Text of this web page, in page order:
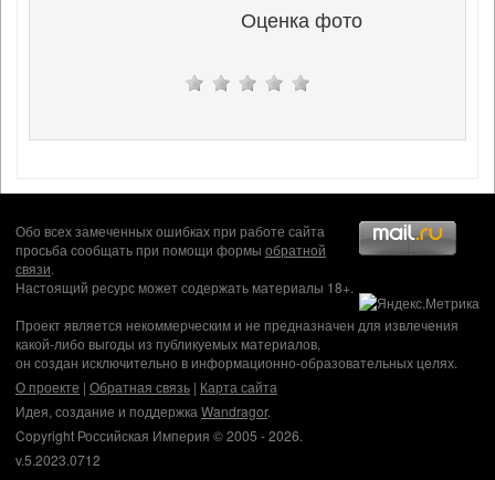
Оценка фото
Обо всех замеченных ошибках при работе сайта
просьба сообщать при помощи формы обратной
связи.
Настоящий ресурс может содержать материалы 18+.
Проект является некоммерческим и не предназначен для извлечения
какой-либо выгоды из публикуемых материалов,
он создан исключительно в информационно-образовательных целях.
О проекте | Обратная связь | Карта сайта
Идея, создание и поддержкаWandragor.
Copyright Российская Империя © 2005 - 2026.
v.5.2023.0712